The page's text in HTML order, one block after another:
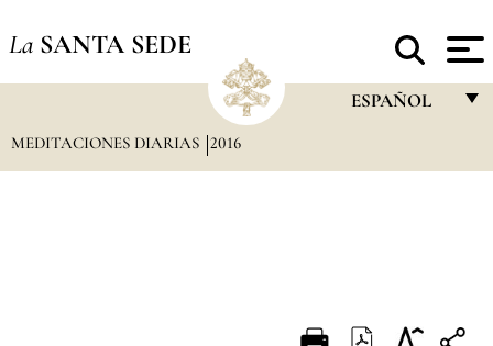
La SANTA SEDE
ESPAÑOL
MEDITACIONES DIARIAS 2016